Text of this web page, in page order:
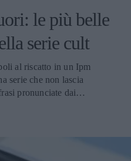
le più belle
serie cult
al riscatto in un Ipm
serie che non lascia
pronunciate dai